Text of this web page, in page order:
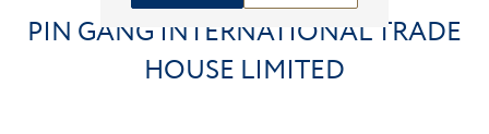
PIN GANG INTERNATIONAL TRADE
HOUSE LIMITED